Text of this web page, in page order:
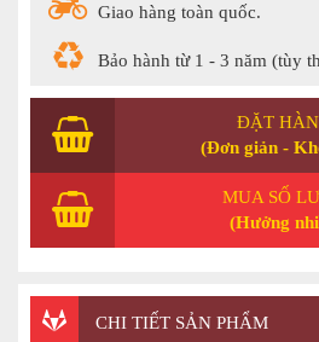
Giao hàng toàn quốc.
Bảo hành từ 1 - 3 năm (tùy
ĐẶT
(Đơn giản -
MUA SỐ
(Hưởng
CHI TIẾT SẢN PHẨM